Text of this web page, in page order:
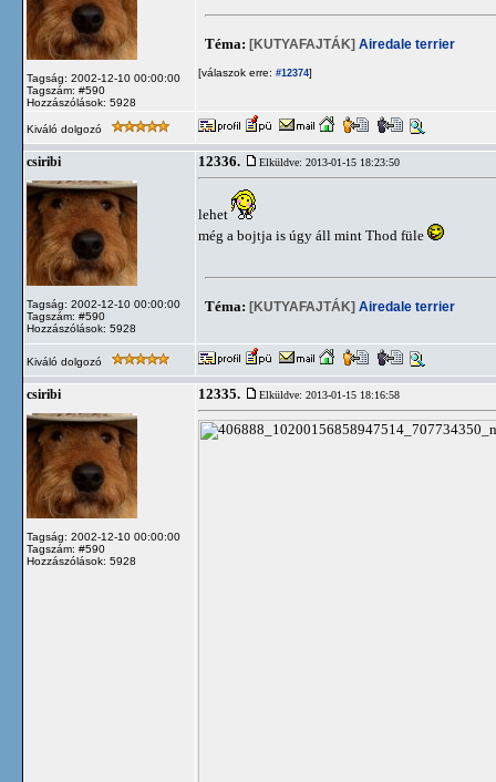
Tagság: 2002-12-10 00:00:00
Tagszám: #590
Hozzászólások: 5928
Téma: [KUTYAFAJTÁK] Airedale terrier
[válaszok erre: #12374]
Kiváló dolgozó
csiribi
Tagság: 2002-12-10 00:00:00
Tagszám: #590
Hozzászólások: 5928
12336. Elküldve: 2013-01-15 18:23:50
lehet
még a bojtja is úgy áll mint Thod füle
Téma: [KUTYAFAJTÁK] Airedale terrier
Kiváló dolgozó
csiribi
Tagság: 2002-12-10 00:00:00
Tagszám: #590
Hozzászólások: 5928
12335. Elküldve: 2013-01-15 18:16:58